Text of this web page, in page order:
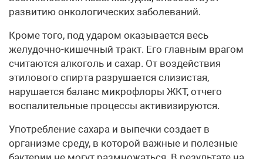
развитию онкологических заболеваний.
Кроме того, под ударом оказывается весь
желудочно-кишечный тракт. Его главным врагом
считаются алкоголь и сахар. От воздействия
этилового спирта разрушается слизистая,
нарушается баланс микрофлоры ЖКТ, отчего
воспалительные процессы активизируются.
Употребление сахара и выпечки создает в
организме среду, в которой важные и полезные